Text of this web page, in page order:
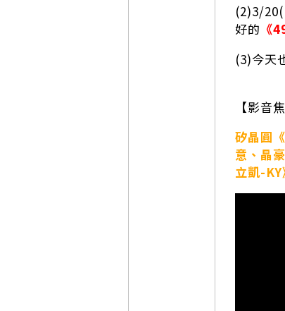
(2)3/20(
好的 《
(3)今天
【影音
矽晶圓
意、晶
立凱-KY